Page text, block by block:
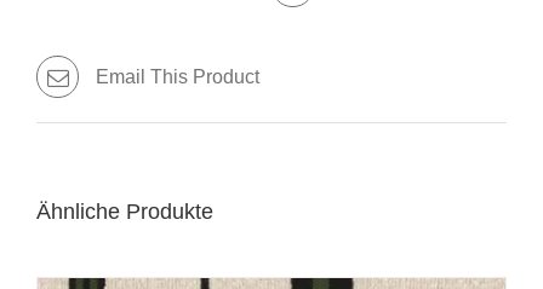
Email This Product
Ähnliche Produkte